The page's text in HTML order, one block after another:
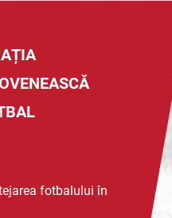
fotbalului în